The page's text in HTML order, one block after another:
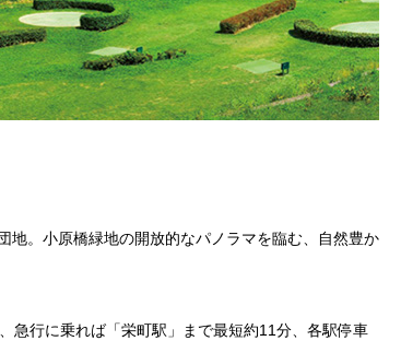
地。小原橋緑地の開放的なパノラマを臨む、自然豊か
急行に乗れば「栄町駅」まで最短約11分、各駅停車